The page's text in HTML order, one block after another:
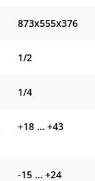
873x555x376
1/2
1/4
+18 … +43
-15 … +24